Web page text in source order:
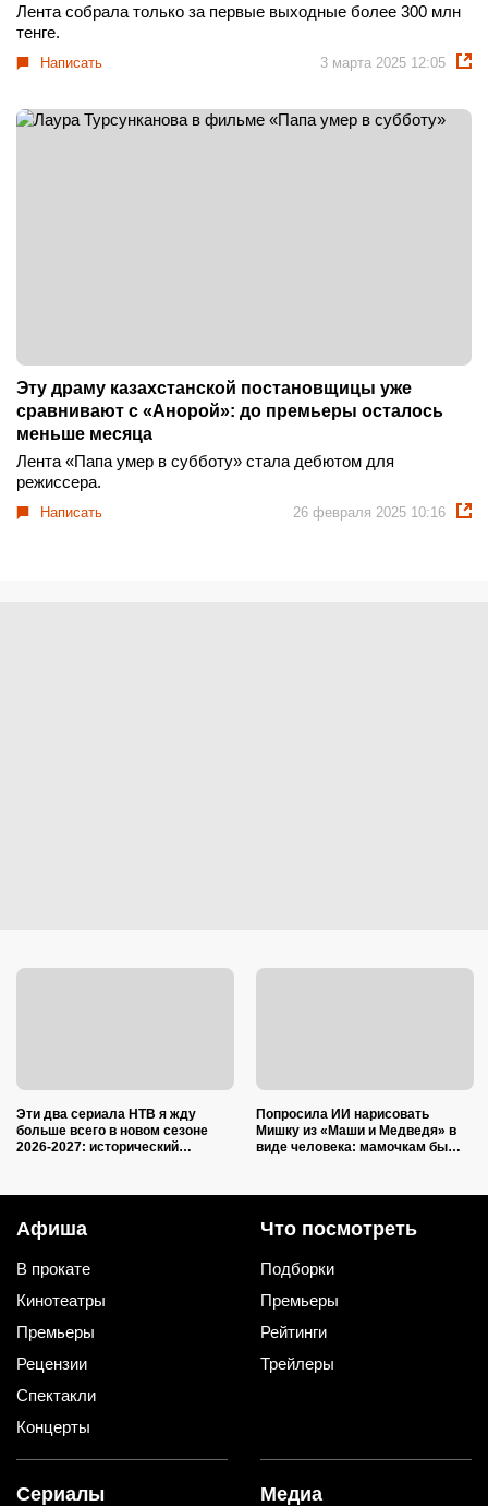
Лента собрала только за первые выходные более 300 млн
тенге.
Написать 3 марта 2025 12:05
Эту драму казахстанской постановщицы уже
сравнивают с «Анорой»: до премьеры осталось
меньше месяца
Лента «Папа умер в субботу» стала дебютом для
режиссера.
Написать 26 февраля 2025 10:16
Эти два сериала НТВ я жду
больше всего в новом сезоне
2026-2027: исторический
Попросила ИИ нарисовать
Мишку из «Маши и Медведя» в
виде человека: мамочкам бы
Афиша
В прокате
Кинотеатры
Премьеры
Рецензии
Спектакли
Концерты
Что посмотреть
Подборки
Премьеры
Рейтинги
Трейлеры
Сериалы Медиа